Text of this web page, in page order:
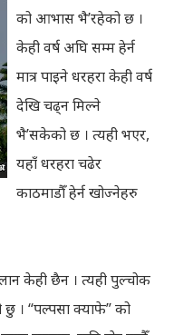
को आभास भै’रहेको छ ।
केही वर्ष अघि सम्म हेर्न
मात्र पाइने धरहरा केही वर्ष
देखि चढ्न मिल्ने
भै’सकेको छ । त्यही भएर,
यहाँ धरहरा चढेर
काठमाडौँ हेर्न खोज्नेहरु
केही छैन । त्यही पुल्चोक
। “पल्पसा क्याफे” को